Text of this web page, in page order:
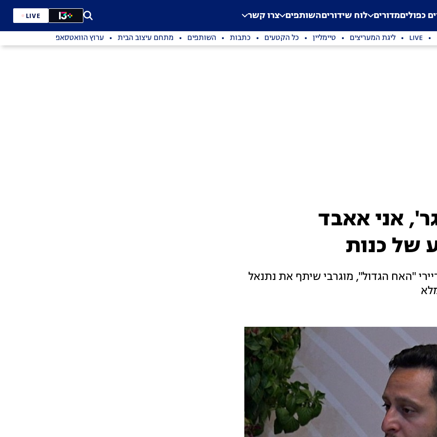
Application error: a
. כפוליםמדורים לוח שידוריםהשותפים צרו קשר LIVE
LIVE ליגת המעריצים טיימליין כל הקטעים כתבות השותפים מתחם עיצוב הבית ערוץ הוואטסאפ
אני אאבד
של כנות
"האח הגדול", מוגרבי שיתף את נתנאל